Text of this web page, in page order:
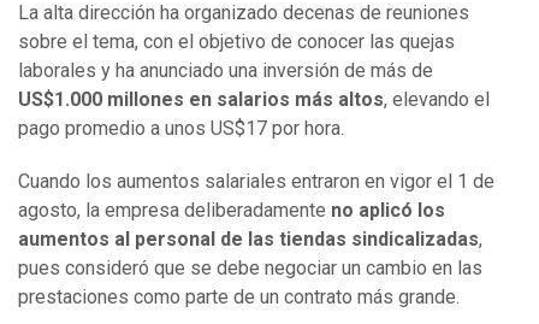
La alta dirección ha organizado decenas de reuniones
sobre el tema, con el objetivo de conocer las quejas
laborales y ha anunciado una inversión de más de
US$1.000 millones en salarios más altos, elevando el
pago promedio a unos US$17 por hora.
Cuando los aumentos salariales entraron en vigor el 1 de
agosto, la empresa deliberadamente no aplicó los
aumentos al personal de las tiendas sindicalizadas,
pues consideró que se debe negociar un cambio en las
prestaciones como parte de un contrato más grande.